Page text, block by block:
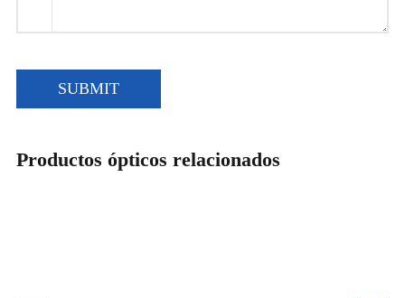
SUBMIT
Productos ópticos relacionados